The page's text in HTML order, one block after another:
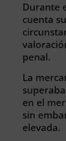
Durante
cuenta
penal.
La
en el
sin
elevada.